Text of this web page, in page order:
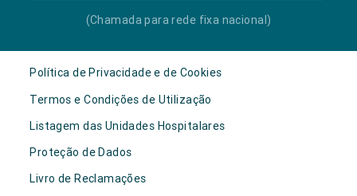
(Chamada para rede fixa nacional)
Política de Privacidade e de Cookies
Termos e Condições de Utilização
Listagem das Unidades Hospitalares
Proteção de Dados
Livro de Reclamações